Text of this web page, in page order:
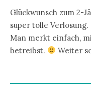
Glückwunsch zum 2-
super tolle Verlosung.
Man merkt einfach,
betreibst.
Weiter